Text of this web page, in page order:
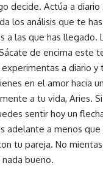
decide. Actúa a
los análisis que te
a las que has llegado.
de encima este
a diario y
en el amor hacia
a tu vida, Aries.
sentir hoy un
adelante a menos que
tu pareja. No
bueno.